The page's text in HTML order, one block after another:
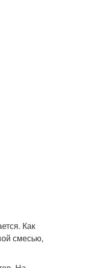
Как
смесью,